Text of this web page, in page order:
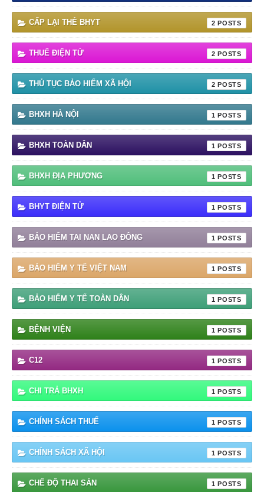
CẤP LẠI THẺ BHYT 2
THUẾ ĐIỆN TỬ 2
THỦ TỤC BẢO HIỂM XÃ HỘI 2
BHXH HÀ NỘI 1
BHXH TOÀN DÂN 1
BHXH ĐỊA PHƯƠNG 1
BHYT ĐIỆN TỬ 1
BẢO HIỂM TAI NAN LAO ĐÔNG 1
BẢO HIỂM Y TẾ VIỆT NAM 1
BẢO HIỂM Y TẾ TOÀN DÂN 1
BỆNH VIỆN 1
C12 1
CHI TRẢ BHXH 1
CHÍNH SÁCH THUẾ 1
CHÍNH SÁCH XÃ HỘI 1
CHẾ ĐỘ THAI SẢN 1